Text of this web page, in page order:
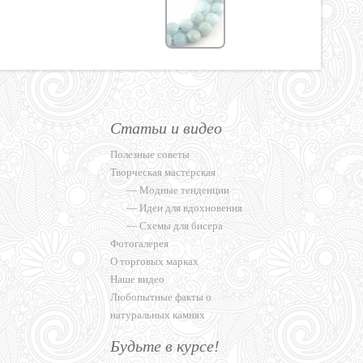
Статьи и видео
Полезные советы
Творческая мастерская
—Модные тенденции
—Идеи для вдохновения
—Схемы для бисера
Фотогалерея
О торговых марках
Наше видео
Любопытные факты о
натуральных камнях
Будьте в курсе!